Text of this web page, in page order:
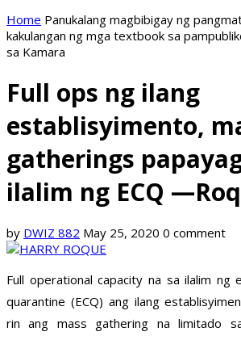
Home Panukalang magbibigay ng
kakulangan ng mga textbook sa
sa Kamara
Full ops ng ilang
establisyimento,
gatherings
ilalim ng ECQ
by DWIZ 882 May 25, 2020 0 comment
Full operational capacity na sa ilalim ng
quarantine (ECQ) ang ilang
rin ang mass gathering na limitado